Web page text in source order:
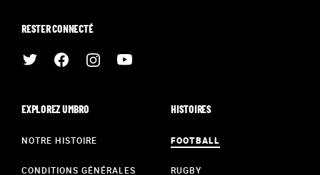
RESTER CONNECTÉ
EXPLOREZ UMBRO
NOTRE HISTOIRE
CONDITIONS GÉNÉRALES
HISTOIRES
FOOTBALL
RUGBY